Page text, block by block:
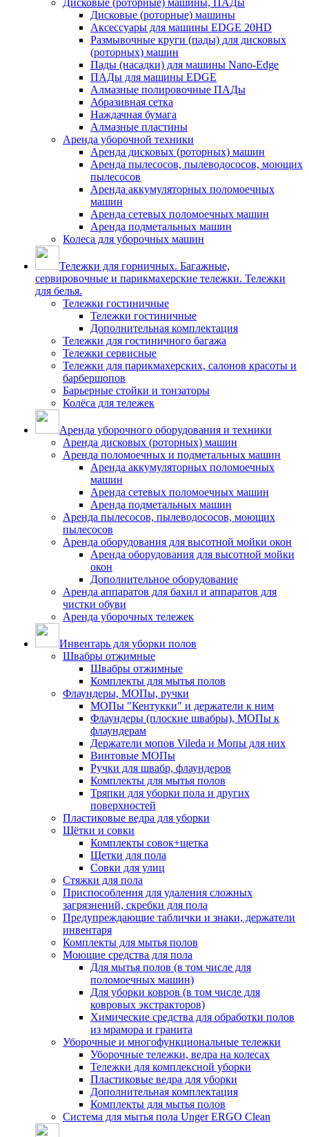
Дисковые (роторные) машины, ПАДы
Дисковые (роторные) машины
Аксессуары для машины EDGE 20HD
Размывочные круги (пады) для дисковых
(роторных) машин
Пады (насадки) для машины Nano-Edge
ПАДы для машины EDGE
Алмазные полировочные ПАДы
Абразивная сетка
Наждачная бумага
Алмазные пластины
Аренда уборочной техники
Аренда дисковых (роторных) машин
Аренда пылесосов, пылеводососов, моющих
пылесосов
Аренда аккумуляторных поломоечных
машин
Аренда сетевых поломоечных машин
Аренда подметальных машин
Колеса для уборочных машин
Тележки для горничных. Багажные,
сервировочные и парикмахерские тележки. Тележки
для белья.
Тележки гостиничные
Тележки гостиничные
Дополнительная комплектация
Тележки для гостиничного багажа
Тележки сервисные
Тележки для парикмахерских, салонов красоты и
барбершопов
Барьерные стойки и тонзаторы
Колёса для тележек
Аренда уборочного оборудования и техники
Аренда дисковых (роторных) машин
Аренда поломоечных и подметальных машин
Аренда аккумуляторных поломоечных
машин
Аренда сетевых поломоечных машин
Аренда подметальных машин
Аренда пылесосов, пылеводососов, моющих
пылесосов
Аренда оборудования для высотной мойки окон
Аренда оборудования для высотной мойки
окон
Дополнительное оборудование
Аренда аппаратов для бахил и аппаратов для
чистки обуви
Аренда уборочных тележек
Инвентарь для уборки полов
Швабры отжимные
Швабры отжимные
Комплекты для мытья полов
Флаундеры, МОПы, ручки
МОПы "Кентукки" и держатели к ним
Флаундеры (плоские швабры), МОПы к
флаундерам
Держатели мопов Vileda и Мопы для них
Винтовые МОПы
Ручки для швабр, флаундеров
Комплекты для мытья полов
Тряпки для уборки пола и других
поверхностей
Пластиковые ведра для уборки
Щётки и совки
Комплекты совок+щетка
Щетки для пола
Совки для улиц
Стяжки для пола
Приспособления для удаления сложных
загрязнений, скребки для пола
Предупреждающие таблички и знаки, держатели
инвентаря
Комплекты для мытья полов
Моющие средства для пола
Для мытья полов (в том числе для
поломоечных машин)
Для уборки ковров (в том числе для
ковровых экстракторов)
Химические средства для обработки полов
из мрамора и гранита
Уборочные и многофункциональные тележки
Уборочные тележки, ведра на колесах
Тележки для комплексной уборки
Пластиковые ведра для уборки
Дополнительная комплектация
Комплекты для мытья полов
Система для мытья пола Unger ERGO Clean